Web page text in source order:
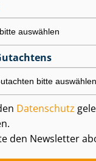
Datenschutz
den Newsletter